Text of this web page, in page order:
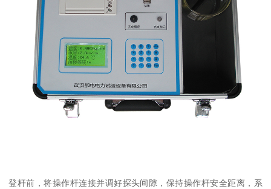
登杆前，将操作杆连接并调好探头间隙，保持操作杆安全距离，系